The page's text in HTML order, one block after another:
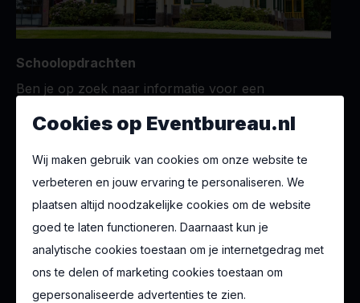
Schoolopdrachten
Ben je op zoek naar informatie voor een
schoolopdracht? Dan verwijzen wij je graag door
vinden.
Witte Kruislaan 6
1217 AP Hilversum
+31 (0)35 2031895
Cookies op Eventbureau.nl
Wij maken gebruik van cookies om onze website te
verbeteren en jouw ervaring te personaliseren. We
plaatsen altijd noodzakelijke cookies om de website
goed te laten functioneren. Daarnaast kun je
analytische cookies toestaan om je internetgedrag met
ons te delen of marketing cookies toestaan om
gepersonaliseerde advertenties te zien.